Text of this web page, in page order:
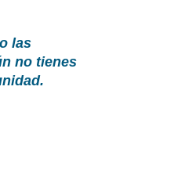
las
no tienes